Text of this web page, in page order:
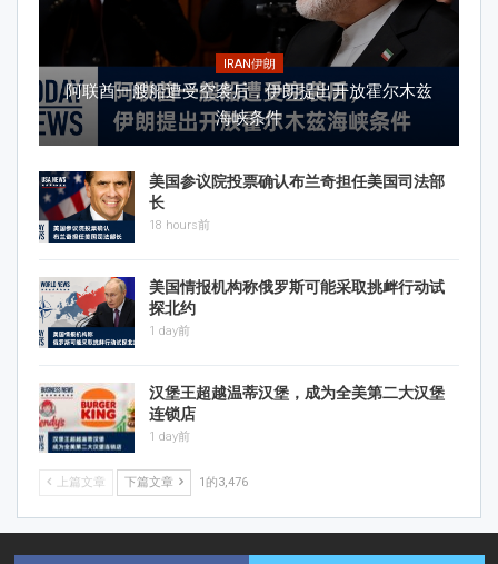
IRAN伊朗
阿联酋一艘船遭受空袭后，伊朗提出开放霍尔木兹
海峡条件
美国参议院投票确认布兰奇担任美国司法部
长
18 hours前
美国情报机构称俄罗斯可能采取挑衅行动试
探北约
1 day前
汉堡王超越温蒂汉堡，成为全美第二大汉堡
连锁店
1 day前
上篇文章 下篇文章 1的3,476